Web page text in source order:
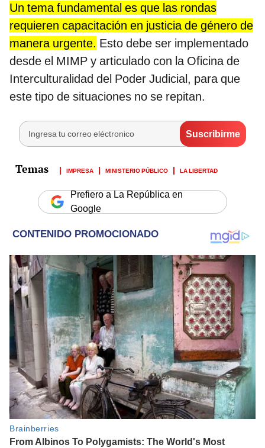
Un tema fundamental es que las rondas
requieren capacitación en justicia de género de
manera urgente. Esto debe ser implementado
desde el MIMP y articulado con la Oficina de
Interculturalidad del Poder Judicial, para que
este tipo de situaciones no se repitan.
IMPRESA MINISTERIO PÚBLICO LA LIBERTAD
Prefiero a La República en
Google